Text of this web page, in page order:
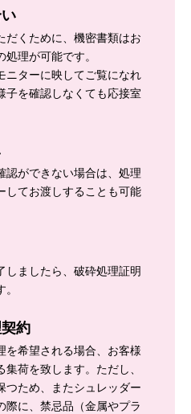
だくために、機密書類はお
理が可能です。
ニターに映してご覧になれ
子を確認しなくても応接室
認ができない場合は、処理
してお渡しすることも可能
しましたら、破砕処理証明
約
を希望される場合、お客様
荷を致します。ただし、
つため、またシュレッダー
に、禁忌品（金属やプラ